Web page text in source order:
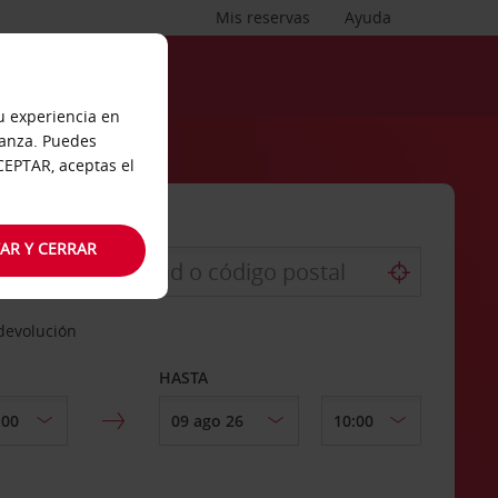
Ayuda
Mis reservas
HASTA
experiencia en
Puedes
aceptas el
Y CERRAR